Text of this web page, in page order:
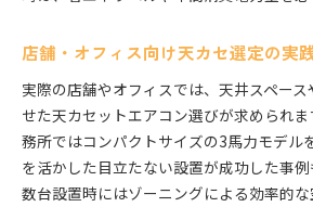
店舗・オフィス向け天カセ選定の実
実際の店舗やオフィスでは、天井スペー
せた天カセットエアコン選びが求められ
務所ではコンパクトサイズの3馬力モデル
を活かした目立たない設置が成功した事
数台設置時にはゾーニングによる効率的